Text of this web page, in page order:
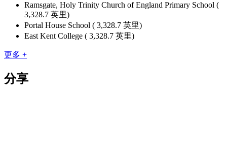
Ramsgate, Holy Trinity Church of England Primary School (
3,328.7 英里)
Portal House School ( 3,328.7 英里)
East Kent College ( 3,328.7 英里)
更多 +
分享